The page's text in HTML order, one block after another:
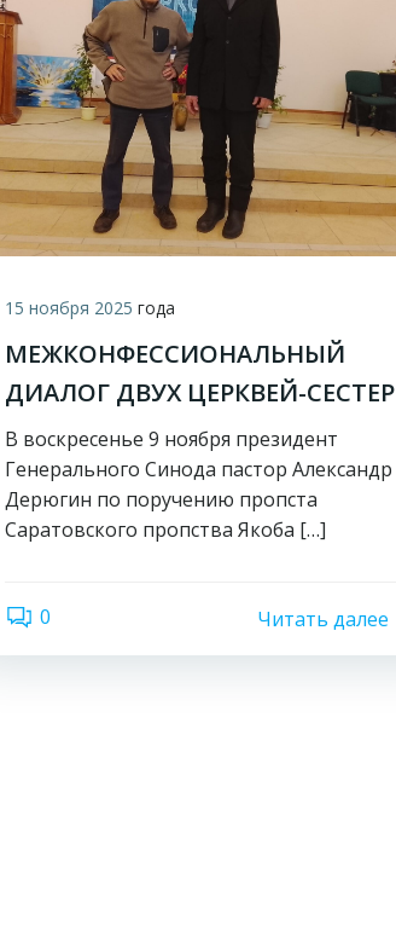
15 ноября 2025 года
МЕЖКОНФЕССИОНАЛЬНЫЙ
ДИАЛОГ ДВУХ ЦЕРКВЕЙ-СЕСТЕР
В воскресенье 9 ноября президент
Генерального Синода пастор Александр
Дерюгин по поручению пропста
Саратовского пропства Якоба […]
0 Читать далее